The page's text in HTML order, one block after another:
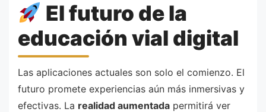
El futuro de la
educación vial digital
Las aplicaciones actuales son solo el comienzo. El
futuro promete experiencias aún más inmersivas y
efectivas. La realidad aumentada permitirá ver